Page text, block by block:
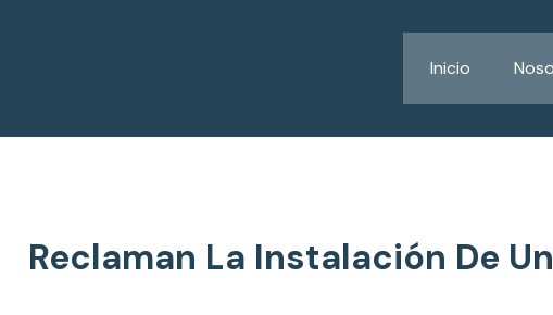
Inicio
Reclaman La Instalación De